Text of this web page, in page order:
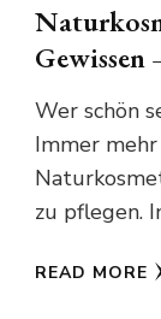
Wer schön
Immer
zu pflegen.
READ MORE